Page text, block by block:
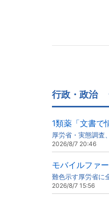
行政・政治
1類薬「文書で
厚労省・実態調査
2026/8/7 20:46
モバイルファ
難色示す厚労省に
2026/8/7 15:56